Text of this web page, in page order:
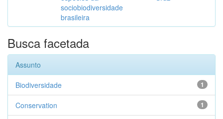
sociobiodiversidade
brasileira
Busca facetada
Assunto
1
Biodiversidade
1
Conservation